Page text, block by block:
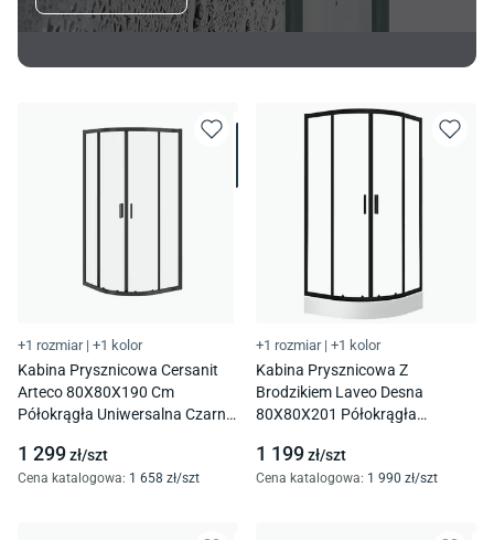
+1 rozmiar | +1 kolor
Kabina Prysznicowa Cersanit
Arteco 80X80X190 Cm
Półokrągła Uniwersalna Czarna
1 299zł/szt
Cena katalogowa: 1 658 zł/szt
+1 rozmiar | +1 kolor
Kabina Prysznicowa Z
Brodzikiem Laveo Desna
80X80X201 Półokrągła
1 199zł/szt
Cena katalogowa: 1 990 zł/szt